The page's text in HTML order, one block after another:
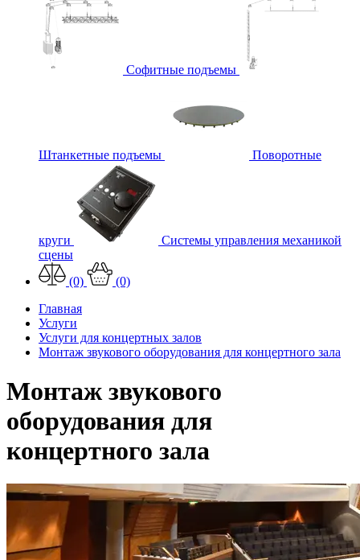
Софитные подъемы
Штанкетные подъемы Поворотные
круги
Системы управления механикой
сцены
(0)
(0)
Главная
Услуги
Услуги для концертных залов
Монтаж звукового оборудования для концертного зала
Монтаж звукового
оборудования для
концертного зала